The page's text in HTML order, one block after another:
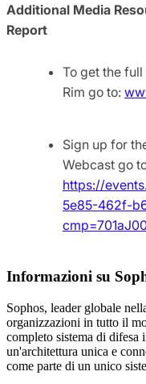
Additional Media
Report
To get the
Rim go to:
Sign up for
Webcast go
https://
5e85-462f-
Informazioni su
Sophos, leader globale
organizzazioni in tutto il
completo sistema di difesa
un'architettura unica e
come parte di un unico